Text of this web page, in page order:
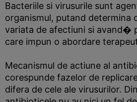
Bacteriile si virusurile sunt
organismul, putand determina
variata de afectiuni si avand�
care impun o abordare
Mecanismul de actiune al
corespunde fazelor de
difera de cele ale virusurilor.